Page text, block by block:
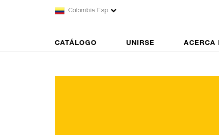
Colombia Esp
CATÁLOGO UNIRSE ACERCA